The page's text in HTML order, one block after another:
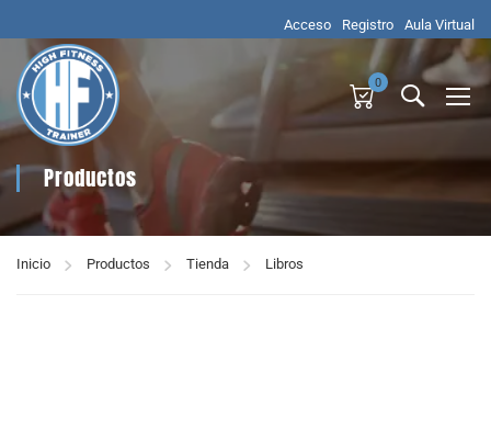
Acceso Registro Aula Virtual
0
Productos
Inicio Productos Tienda Libros